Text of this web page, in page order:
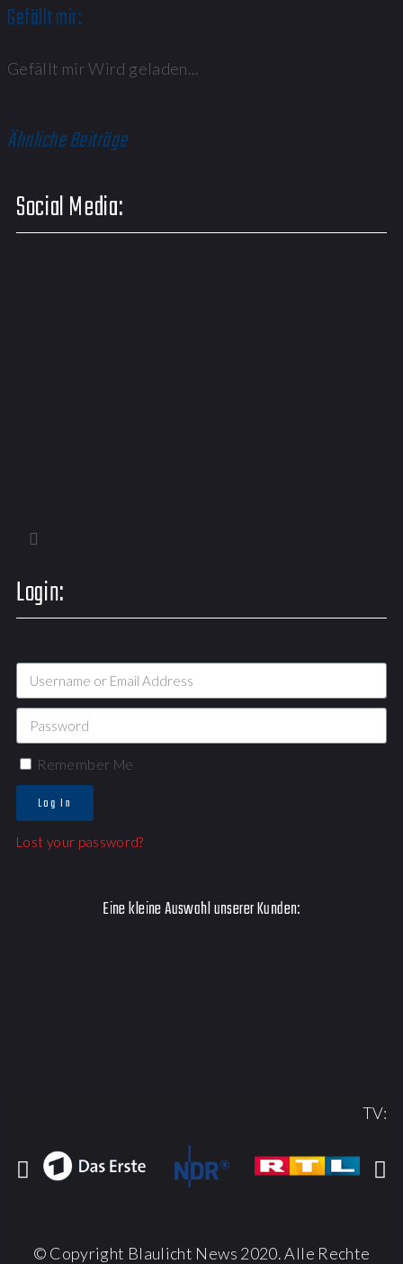
Gefällt mir:
Gefällt mirWird geladen...
Ähnliche Beiträge
Social Media:
Login:
Remember Me
Log In
Lost your password?
Eine kleine Auswahl unserer Kunden:
TV:
© Copyright Blaulicht News 2020. Alle Rechte